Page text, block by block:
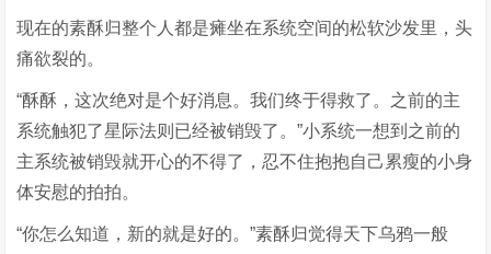
现在的素酥归整个人都是瘫坐在系统空间的松软沙发里，头
痛欲裂的。
“酥酥，这次绝对是个好消息。我们终于得救了。之前的主
系统触犯了星际法则已经被销毁了。”小系统一想到之前的
主系统被销毁就开心的不得了，忍不住抱抱自己累瘦的小身
体安慰的拍拍。
“你怎么知道，新的就是好的。”素酥归觉得天下乌鸦一般